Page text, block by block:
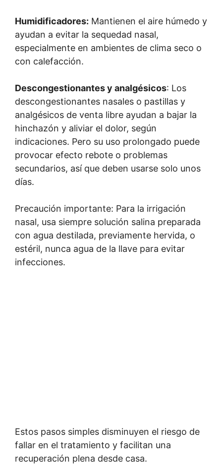
Humidificadores: Mantienen el aire húmedo y
ayudan a evitar la sequedad nasal,
especialmente en ambientes de clima seco o
con calefacción.
Descongestionantes y analgésicos: Los
descongestionantes nasales o pastillas y
analgésicos de venta libre ayudan a bajar la
hinchazón y aliviar el dolor, según
indicaciones. Pero su uso prolongado puede
provocar efecto rebote o problemas
secundarios, así que deben usarse solo unos
días.
Precaución importante: Para la irrigación
nasal, usa siempre solución salina preparada
con agua destilada, previamente hervida, o
estéril, nunca agua de la llave para evitar
infecciones.
Estos pasos simples disminuyen el riesgo de
fallar en el tratamiento y facilitan una
recuperación plena desde casa.